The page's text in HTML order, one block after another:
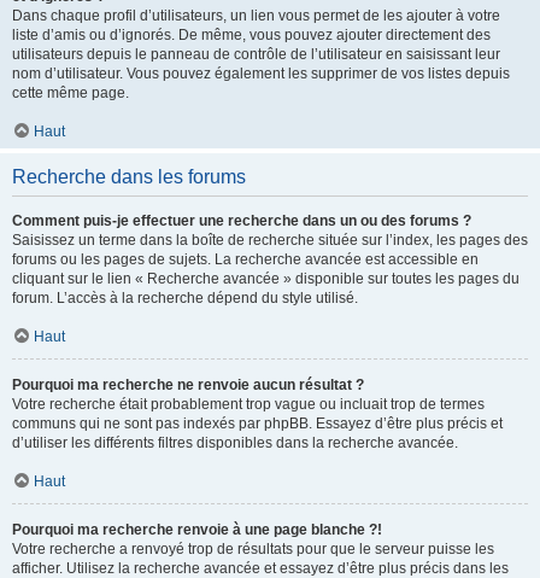
Dans chaque profil d’utilisateurs, un lien vous permet de les ajouter à votre
liste d’amis ou d’ignorés. De même, vous pouvez ajouter directement des
utilisateurs depuis le panneau de contrôle de l’utilisateur en saisissant leur
nom d’utilisateur. Vous pouvez également les supprimer de vos listes depuis
cette même page.
Haut
Recherche dans les forums
Comment puis-je effectuer une recherche dans un ou des forums ?
Saisissez un terme dans la boîte de recherche située sur l’index, les pages des
forums ou les pages de sujets. La recherche avancée est accessible en
cliquant sur le lien « Recherche avancée » disponible sur toutes les pages du
forum. L’accès à la recherche dépend du style utilisé.
Haut
Pourquoi ma recherche ne renvoie aucun résultat ?
Votre recherche était probablement trop vague ou incluait trop de termes
communs qui ne sont pas indexés par phpBB. Essayez d’être plus précis et
d’utiliser les différents filtres disponibles dans la recherche avancée.
Haut
Pourquoi ma recherche renvoie à une page blanche ?!
Votre recherche a renvoyé trop de résultats pour que le serveur puisse les
afficher. Utilisez la recherche avancée et essayez d’être plus précis dans les